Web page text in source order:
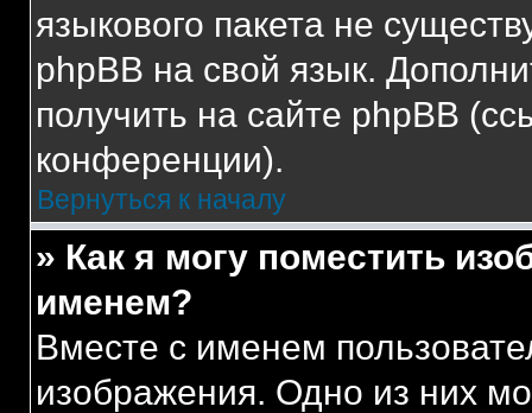
языкового пакета не
phpBB на свой язык.
получить на сайте phpBB
конференции).
Вернуться к началу
» Как я могу поместить
именем?
Вместе с именем
изображения. Одно из них